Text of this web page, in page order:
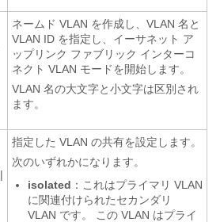
ネームド VLAN を作成し、VLAN 名と
VLAN ID を指定し、イーサネット ア
ップリンク ファブリック インターコ
ネクト VLAN モードを開始します。
VLAN 名の大文字と小文字は区別され
ます。
|
指定した VLAN の共有を設定します。
次のいずれかになります。
isolated ：これはプライマリ VLAN
に関連付けられたセカンダリ
VLAN です。 この VLAN はプライ